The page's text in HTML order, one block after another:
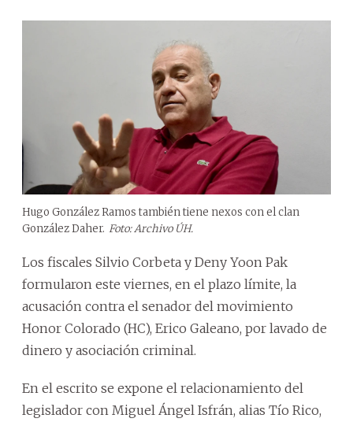
Hugo González Ramos también tiene nexos con el clan
González Daher. Foto: Archivo ÚH.
Los fiscales Silvio Corbeta y Deny Yoon Pak
formularon este viernes, en el plazo límite, la
acusación contra el senador del movimiento
Honor Colorado (HC), Erico Galeano, por lavado de
dinero y asociación criminal.
En el escrito se expone el relacionamiento del
legislador con Miguel Ángel Isfrán, alias Tío Rico,